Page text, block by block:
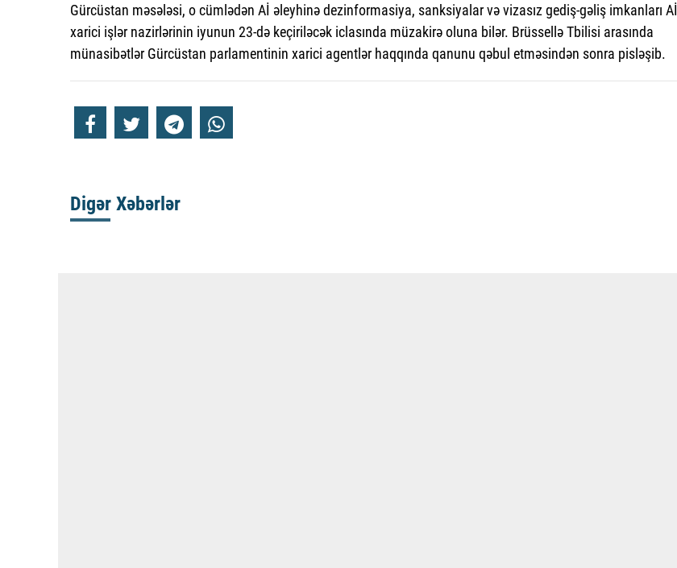
Gürcüstan məsələsi, o cümlədən Aİ əleyhinə dezinformasiya, sanksiyalar və vizasız gediş-gəliş imkanları Aİ
xarici işlər nazirlərinin iyunun 23-də keçiriləcək iclasında müzakirə oluna bilər. Brüssellə Tbilisi arasında
münasibətlər Gürcüstan parlamentinin xarici agentlər haqqında qanunu qəbul etməsindən sonra pisləşib.
Digər Xəbərlər